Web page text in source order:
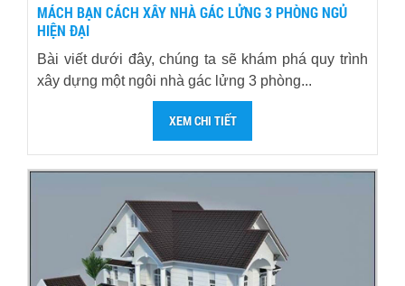
MÁCH BẠN CÁCH XÂY NHÀ GÁC LỬNG 3 PHÒNG NGỦ
HIỆN ĐẠI
Bài viết dưới đây, chúng ta sẽ khám phá quy trình
xây dựng một ngôi nhà gác lửng 3 phòng...
XEM CHI TIẾT